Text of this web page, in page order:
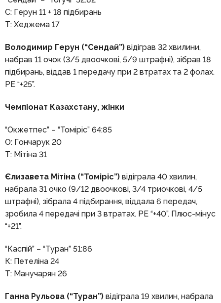
С: Герун 11 + 18 підбирань
Т: Хеджема 17
Володимир Герун (“Сендай”)відіграв 32 хвилини,
набрав 11 очок (3/5 двоочкові, 5/9 штрафні), зібрав 18
підбирань, віддав 1 передачу при 2 втратах та 2 фолах.
РЕ “+25”.
Чемпіонат Казахстану, жінки
“Окжетпес” – “Томіріс” 64:85
О: Гончарук 20
Т: Мітіна 31
Єлизавета Мітіна (“Томіріс”)відіграла 40 хвилин,
набрала 31 очко (9/12 двоочкові, 3/4 триочкові, 4/5
штрафні), зібрала 4 підбирання, віддала 6 передач,
зробила 4 передачі при 3 втратах. РЕ “+40”. Плюс-мінус
“+21”.
“Каспій” – “Туран” 51:86
К: Петеліна 24
Т: Манучарян 26
Ганна Рульова (“Туран”)відіграла 19 хвилин, набрала